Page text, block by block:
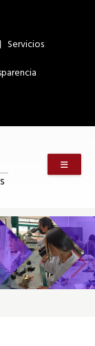
Servicios